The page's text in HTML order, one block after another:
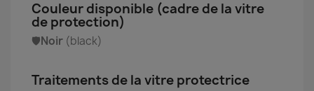
Couleur disponible (cadre de la vitre
de protection)
🛡️Noir (black)
Traitements de la vitre protectrice